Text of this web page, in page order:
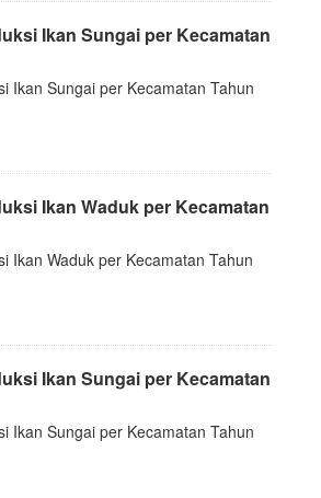
Ikan Sungai per Kecamatan
Ikan Sungai per Kecamatan Tahun
Ikan Waduk per Kecamatan
Ikan Waduk per Kecamatan Tahun
Ikan Sungai per Kecamatan
Ikan Sungai per Kecamatan Tahun